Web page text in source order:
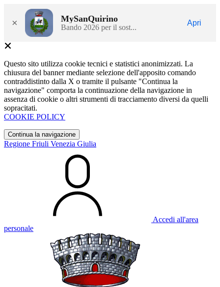
× MySanQuirino
Bando 2026 per il sost...
Apri
Questo sito utilizza cookie tecnici e statistici anonimizzati. La
chiusura del banner mediante selezione dell'apposito comando
contraddistinto dalla X o tramite il pulsante "Continua la
navigazione" comporta la continuazione della navigazione in
assenza di cookie o altri strumenti di tracciamento diversi da quelli
sopracitati.
COOKIE POLICY
Continua la navigazione
Regione Friuli Venezia Giulia
Accedi all'area
personale